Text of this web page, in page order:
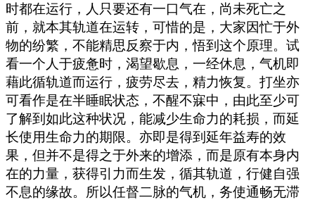
时都在运行，人只要还有一口气在，尚未死亡之
前，就本其轨道在运转，可惜的是，大家因忙于外
物的纷繁，不能精思反察于内，悟到这个原理。试
看一个人于疲惫时，渴望歇息，一经休息，气机即
藉此循轨道而运行，疲劳尽去，精力恢复。打坐亦
可看作是在半睡眠状态，不醒不寐中，由此至少可
了解到如此这种状况，能减少生命力的耗损，而延
长使用生命力的期限。亦即是得到延年益寿的效
果，但并不是得之于外来的增添，而是原有本身内
在的力量，获得引力而生发，循其轨道，行健自强
不息的缘故。所以任督二脉的气机，务使通畅无滞